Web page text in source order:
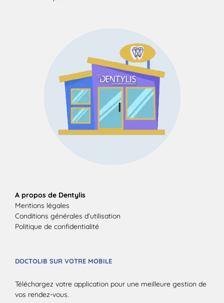
A propos de Dentylis
Mentions légales
Conditions générales d’utilisation
Politique de confidentialité
DOCTOLIB SUR VOTRE MOBILE
Téléchargez votre application pour une meilleure gestion de
vos rendez-vous.